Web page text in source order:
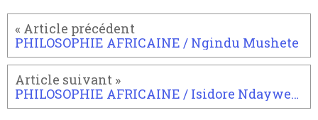
PHILOSOPHIE AFRICAINE / Ngindu Mushete
PHILOSOPHIE AFRICAINE / Isidore Ndaywel è Nziem